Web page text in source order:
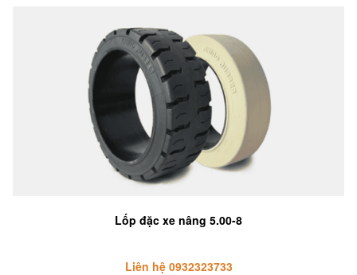
Lốp đặc xe nâng 5.00-8
Liên hệ 0932323733